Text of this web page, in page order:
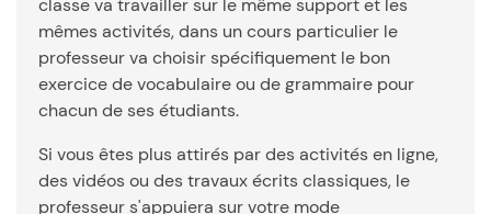
mêmes activités, dans un cours particulier le
professeur va choisir spécifiquement le bon
exercice de vocabulaire ou de grammaire pour
chacun de ses étudiants.
Si vous êtes plus attirés par des activités en ligne,
des vidéos ou des travaux écrits classiques, le
professeur s'appuiera sur votre mode